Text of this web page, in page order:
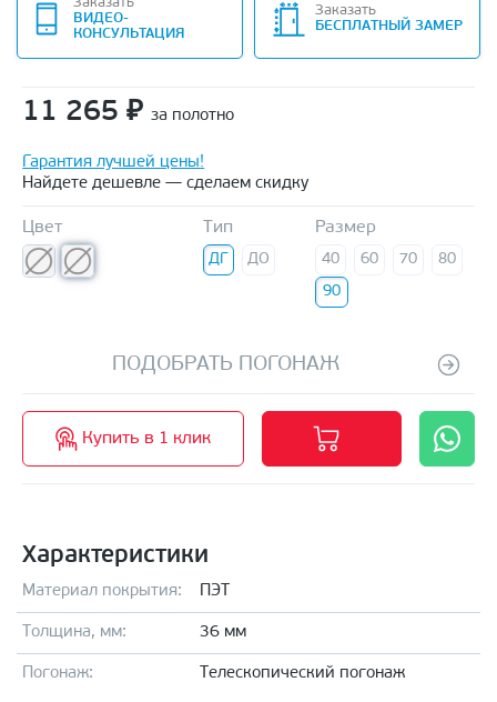
Заказать
ВИДЕО-
КОНСУЛЬТАЦИЯ
Заказать
БЕСПЛАТНЫЙ ЗАМЕР
11 265 ₽ за полотно
Гарантия лучшей цены!
Найдете дешевле — сделаем скидку
Цвет Тип
ДГ ДО
Размер
40 60 70
80
90
ПОДОБРАТЬ ПОГОНАЖ
Купить в 1 клик
Характеристики
Материал покрытия: ПЭТ
Толщина, мм: 36 мм
Погонаж: Телескопический погонаж